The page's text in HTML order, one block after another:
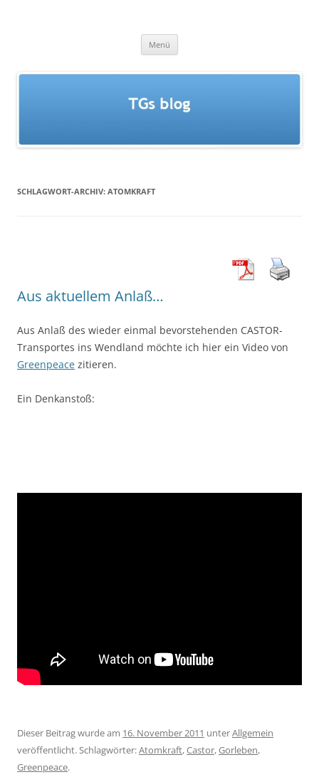
Menü
SCHLAGWORT-ARCHIV: ATOMKRAFT
Aus aktuellem Anlaß…
Aus Anlaß des wieder einmal bevorstehenden CASTOR-
Transportes ins Wendland möchte ich hier ein Video von
Greenpeace zitieren.
Ein Denkanstoß:
Dieser Beitrag wurde am 16. November 2011 unterAllgemein
veröffentlicht. Schlagwörter:Atomkraft,Castor,Gorleben,
Greenpeace.